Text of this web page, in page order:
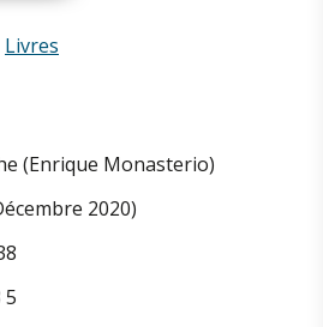
Livres
(Enrique Monasterio)
2020)
5